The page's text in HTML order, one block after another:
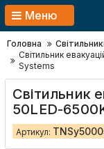
Меню
Головна
Світильник
Systems
Світильник
50LED-
Артикул: